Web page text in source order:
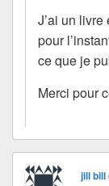
J’ai un
pour
ce que je
Merci pour
jill bill